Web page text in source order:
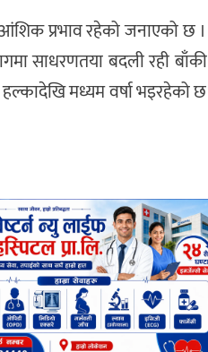
प्रभाव रहेको जनाएको छ ।
साधरणतया बदली रही बाँकी
मध्यम वर्षा भइरहेको छ